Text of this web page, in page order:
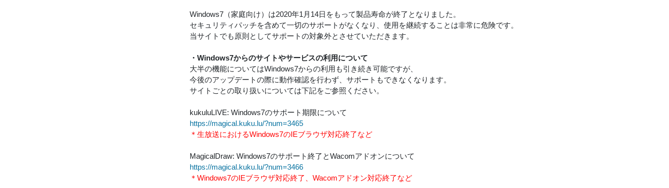
Windows7（家庭向け）は2020年1月14日をもって製品寿命が終了となりました。
セキュリティパッチを含めて一切のサポートがなくなり、使用を継続することは非常に危険です。
当サイトでも原則としてサポートの対象外とさせていただきます。
・Windows7からのサイトやサービスの利用について
大半の機能についてはWindows7からの利用も引き続き可能ですが、
今後のアップデートの際に動作確認を行わず、サポートもできなくなります。
サイトごとの取り扱いについては下記をご参照ください。
kukuluLIVE: Windows7のサポート期限について
https://magical.kuku.lu/?num=3465
＊生放送におけるWindows7のIEブラウザ対応終了など
MagicalDraw: Windows7のサポート終了とWacomアドオンについて
https://magical.kuku.lu/?num=3466
＊Windows7のIEブラウザ対応終了、Wacomアドオン対応終了など